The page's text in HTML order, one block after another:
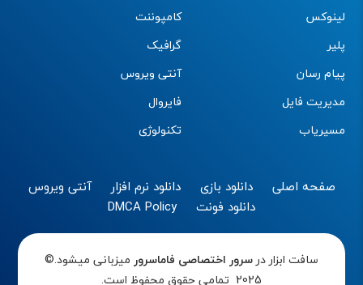
لینوکس
پلیر
پیام رسان
مدیریت فایل
مسیریاب
کامپوننت
گرافیک
آنتی ویروس
فایروال
تکنولوژی
صفحه اصلی دانلود بازی دانلود نرم افزار
آنتی ویروس
دانلود فونت
DMCA Policy
سافت ابزار درسرور اختصاصی فاماسرور میزبانی میشود.©
2025 تمامی حقوق محفوظ است.